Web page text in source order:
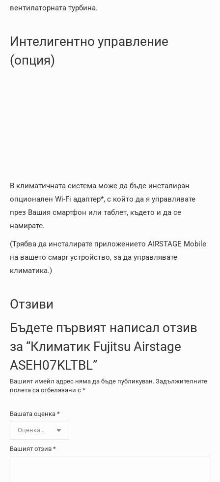
вентилаторната турбина.
Интелигентно управление
(опция)
В климатичната система може да бъде инсталиран
опционален Wi-Fi адаптер*, с който да я управлявате
през Вашия смартфон или таблет, където и да се
намирате.
(Трябва да инсталирате приложението AIRSTAGE Mobile
на вашето смарт устройство, за да управлявате
климатика.)
Отзиви
Бъдете първият написал отзив
за “Климатик Fujitsu Airstage
ASEH07KLTBL”
Вашият имейл адрес няма да бъде публикуван. Задължителните
полета са отбелязани с *
Вашата оценка *
Вашият отзив *